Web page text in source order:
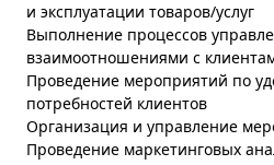
и эксплуатации товаров/услуг
Выполнение процессов
взаимоотношениями с
Проведение мероприятий по
потребностей клиентов
Организация и управление
Проведение маркетинговых